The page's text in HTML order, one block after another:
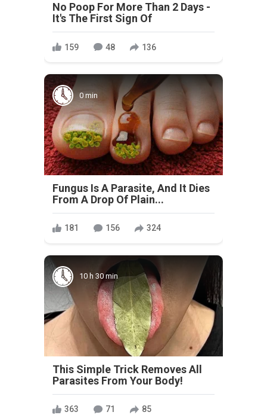
No Poop For More Than 2 Days -
It's The First Sign Of
159 48 136
0 min
Fungus Is A Parasite, And It Dies
From A Drop Of Plain...
181 156 324
10 h 30 min
This Simple Trick Removes All
Parasites From Your Body!
363 71 85